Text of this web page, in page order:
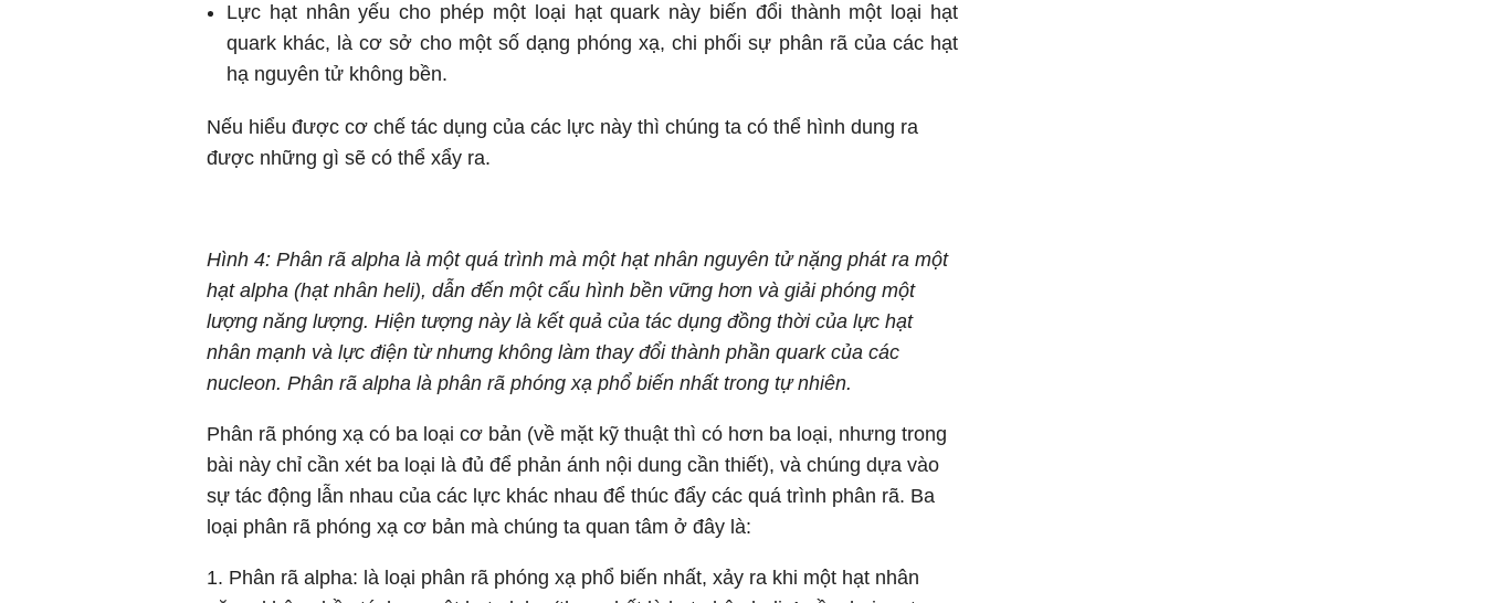
Lực hạt nhân yếu cho phép một loại hạt quark này biến đổi thành một loại hạt
quark khác, là cơ sở cho một số dạng phóng xạ, chi phối sự phân rã của các hạt
hạ nguyên tử không bền.
Nếu hiểu được cơ chế tác dụng của các lực này thì chúng ta có thể hình dung ra
được những gì sẽ có thể xẩy ra.
Hình 4: Phân rã alpha là một quá trình mà một hạt nhân nguyên tử nặng phát ra một
hạt alpha (hạt nhân heli), dẫn đến một cấu hình bền vững hơn và giải phóng một
lượng năng lượng. Hiện tượng này là kết quả của tác dụng đồng thời của lực hạt
nhân mạnh và lực điện từ nhưng không làm thay đổi thành phần quark của các
nucleon. Phân rã alpha là phân rã phóng xạ phổ biến nhất trong tự nhiên.
Phân rã phóng xạ có ba loại cơ bản (về mặt kỹ thuật thì có hơn ba loại, nhưng trong
bài này chỉ cần xét ba loại là đủ để phản ánh nội dung cần thiết), và chúng dựa vào
sự tác động lẫn nhau của các lực khác nhau để thúc đẩy các quá trình phân rã. Ba
loại phân rã phóng xạ cơ bản mà chúng ta quan tâm ở đây là:
1. Phân rã alpha: là loại phân rã phóng xạ phổ biến nhất, xảy ra khi một hạt nhân